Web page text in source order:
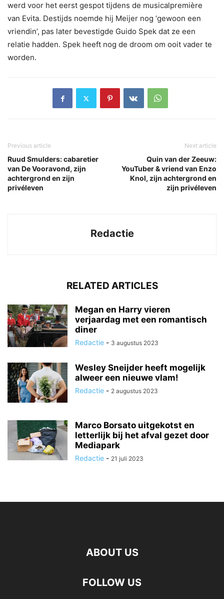
werd voor het eerst gespot tijdens de musicalpremière
van Evita. Destijds noemde hij Meijer nog ‘gewoon een
vriendin’, pas later bevestigde Guido Spek dat ze een
relatie hadden. Spek heeft nog de droom om ooit vader te
worden.
Previous article
Ruud Smulders: cabaretier
van De Vooravond, zijn
achtergrond en zijn
privéleven
Next article
Quin van der Zeeuw:
YouTuber & vriend van Enzo
Knol, zijn achtergrond en
zijn privéleven
Redactie
RELATED ARTICLES
Megan en Harry vieren
verjaardag met een romantisch
diner
Redactie - 3 augustus 2023
Wesley Sneijder heeft mogelijk
alweer een nieuwe vlam!
Redactie - 2 augustus 2023
Marco Borsato uitgekotst en
letterlijk bij het afval gezet door
Mediapark
Redactie - 21 juli 2023
ABOUT US
FOLLOW US